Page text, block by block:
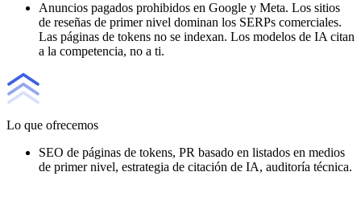
Anuncios pagados prohibidos en Google y Meta. Los sitios
de reseñas de primer nivel dominan los SERPs comerciales.
Las páginas de tokens no se indexan. Los modelos de IA citan
a la competencia, no a ti.
Lo que ofrecemos
SEO de páginas de tokens, PR basado en listados en medios
de primer nivel, estrategia de citación de IA, auditoría técnica.